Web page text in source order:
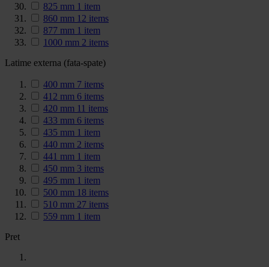
825 mm 1 item
860 mm 12 items
877 mm 1 item
1000 mm 2 items
Latime externa (fata-spate)
400 mm 7 items
412 mm 6 items
420 mm 11 items
433 mm 6 items
435 mm 1 item
440 mm 2 items
441 mm 1 item
450 mm 3 items
495 mm 1 item
500 mm 18 items
510 mm 27 items
559 mm 1 item
Pret